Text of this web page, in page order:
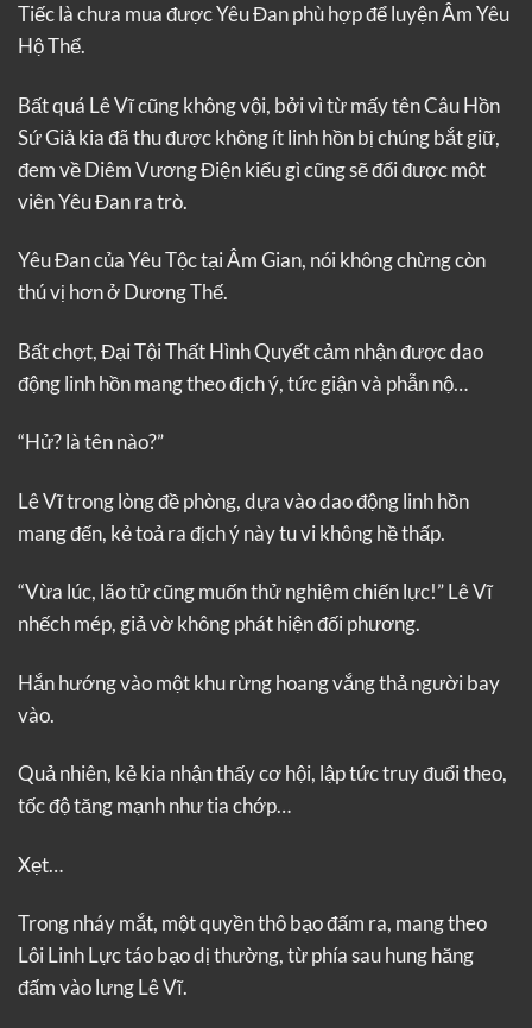
Tiếc là chưa mua được Yêu Đan phù hợp để luyện Âm Yêu
Hộ Thể.
Bất quá Lê Vĩ cũng không vội, bởi vì từ mấy tên Câu Hồn
Sứ Giả kia đã thu được không ít linh hồn bị chúng bắt giữ,
đem về Diêm Vương Điện kiểu gì cũng sẽ đổi được một
viên Yêu Đan ra trò.
Yêu Đan của Yêu Tộc tại Âm Gian, nói không chừng còn
thú vị hơn ở Dương Thế.
Bất chợt, Đại Tội Thất Hình Quyết cảm nhận được dao
động linh hồn mang theo địch ý, tức giận và phẫn nộ…
“Hử? là tên nào?”
Lê Vĩ trong lòng đề phòng, dựa vào dao động linh hồn
mang đến, kẻ toả ra địch ý này tu vi không hề thấp.
“Vừa lúc, lão tử cũng muốn thử nghiệm chiến lực!” Lê Vĩ
nhếch mép, giả vờ không phát hiện đối phương.
Hắn hướng vào một khu rừng hoang vắng thả người bay
vào.
Quả nhiên, kẻ kia nhận thấy cơ hội, lập tức truy đuổi theo,
tốc độ tăng mạnh như tia chớp…
Xẹt…
Trong nháy mắt, một quyền thô bạo đấm ra, mang theo
Lôi Linh Lực táo bạo dị thường, từ phía sau hung hăng
đấm vào lưng Lê Vĩ.